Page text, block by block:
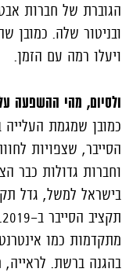
הגוברת של חברות
ובניטור שלה. כמובן
ויעלו רמה עם הזמן.
ולסיום, מהי ההשפעה
כמובן שמגמת העלייה
הסייבר, שצפויות
וחברות גדולות כבר
בהגנה ברשת. לראייה,